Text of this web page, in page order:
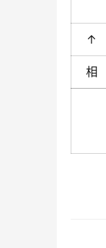
↑
相